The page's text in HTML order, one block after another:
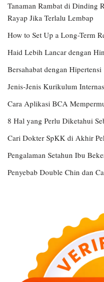
Tanaman Rambat di Dinding
Rayap Jika Terlalu Lembap
How to Set Up a Long-Term
Haid Lebih Lancar dengan
Bersahabat dengan Hipertensi
Jenis-Jenis Kurikulum
Cara Aplikasi BCA
8 Hal yang Perlu Diketahui
Cari Dokter SpKK di Akhir
Pengalaman Setahun Ibu
Penyebab Double Chin dan